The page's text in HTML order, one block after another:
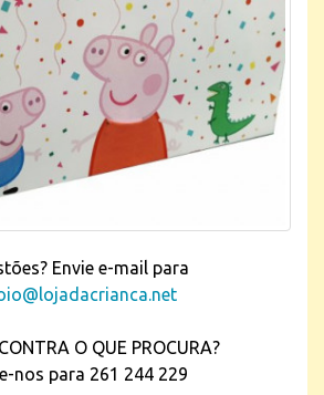
Envie e-mail para
O QUE PROCURA?
nos para 261 244 229